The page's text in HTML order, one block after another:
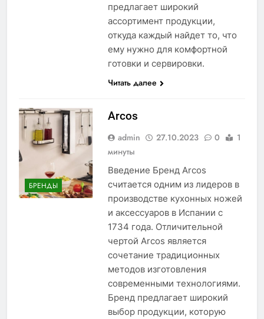
предлагает широкий
ассортимент продукции,
откуда каждый найдет то, что
ему нужно для комфортной
готовки и сервировки.
Читать далее
БРЕНДЫ
Arcos
admin 27.10.2023 0
1
минуты
Введение Бренд Arcos
считается одним из лидеров в
производстве кухонных ножей
и аксессуаров в Испании с
1734 года. Отличительной
чертой Arcos является
сочетание традиционных
методов изготовления
современными технологиями.
Бренд предлагает широкий
выбор продукции, которую